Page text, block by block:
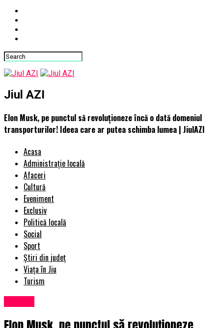
Jiul AZI
Elon Musk, pe punctul să revoluționeze încă o dată domeniul
transporturilor! Ideea care ar putea schimba lumea | JiulAZI
Acasa
Administrație locală
Afaceri
Cultură
Eveniment
Exclusiv
Politică locală
Social
Sport
Știri din județ
Viața în Jiu
Turism